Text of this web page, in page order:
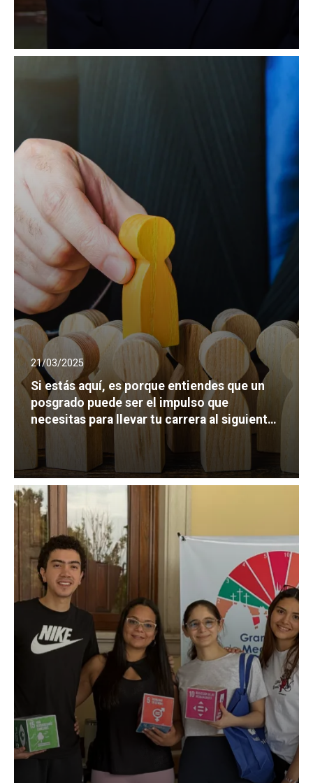
21/03/2025
Si estás aquí, es porque entiendes que un
posgrado puede ser el impulso que
necesitas para llevar tu carrera al siguiente